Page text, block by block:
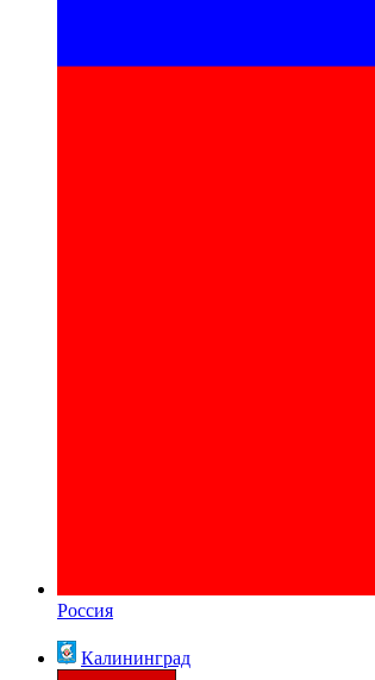
Россия
Калининград